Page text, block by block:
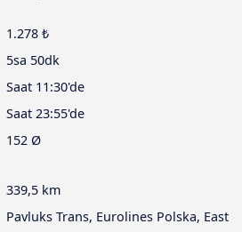
1.278 ₺
5sa 50dk
Saat 11:30'de
Saat 23:55'de
152 Ø
339,5 km
Pavluks Trans, Eurolines Polska, East